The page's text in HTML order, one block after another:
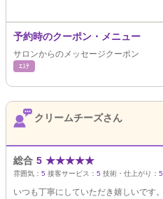
予約時のクーポン・メニュー
サロンからのメッセージクーポン
ｴｽﾃ
クリームチーズさん
総合 5 ★★★★★
雰囲気： 5 接客サービス： 5 技術・仕上がり： 5
いつも丁寧にしていただき嬉しいです。